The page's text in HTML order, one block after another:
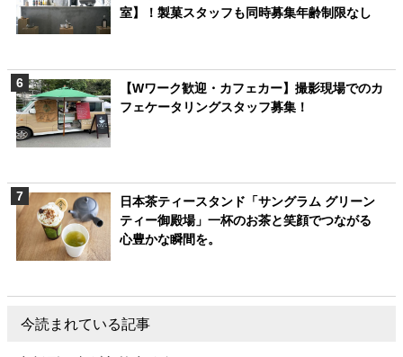
室】！製菓スタッフも同時募集年齢制限なし
【Wワーク歓迎・カフェカー】撮影現場でのカ
フェケータリングスタッフ募集！
日本茶ティースタンド「サングラム グリーン
ティー御殿場」一杯のお茶と笑顔でつながる
心豊かな瞬間を。
今読まれている記事